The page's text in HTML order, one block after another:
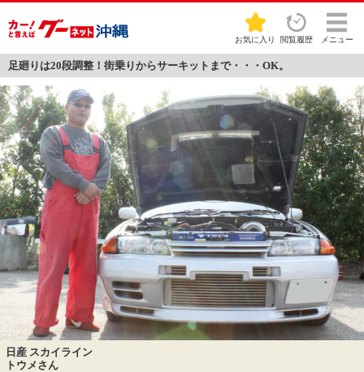
お気に入り 閲覧履歴 メニュー
足廻りは20段調整！街乗りからサーキットまで・・・OK。
日産 スカイライン
トウメさん